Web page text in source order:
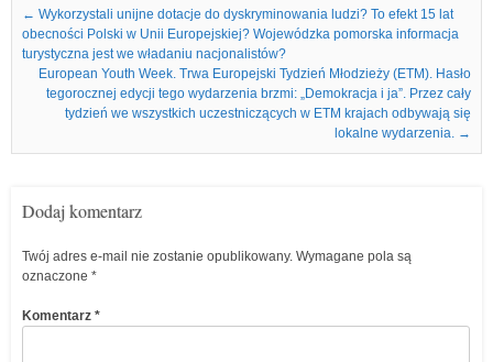
Nawigacja we wpisach
← Wykorzystali unijne dotacje do dyskryminowania ludzi? To efekt 15 lat
obecności Polski w Unii Europejskiej? Wojewódzka pomorska informacja
turystyczna jest we władaniu nacjonalistów?
European Youth Week. Trwa Europejski Tydzień Młodzieży (ETM). Hasło
tegorocznej edycji tego wydarzenia brzmi: „Demokracja i ja”. Przez cały
tydzień we wszystkich uczestniczących w ETM krajach odbywają się
lokalne wydarzenia. →
Dodaj komentarz
Twój adres e-mail nie zostanie opublikowany. Wymagane pola są
oznaczone *
Komentarz *